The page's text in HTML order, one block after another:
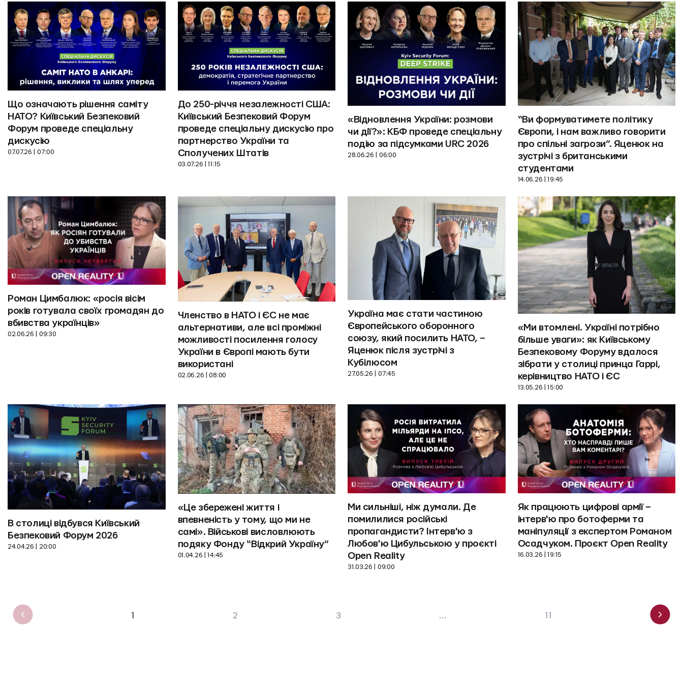
Що означають рішення саміту
НАТО? Київський Безпековий
Форум проведе спеціальну
дискусію
07.07.26 | 07:00
До 250-річчя незалежності США:
Київський Безпековий Форум
проведе спеціальну дискусію про
партнерство України та
Сполучених Штатів
03.07.26 | 11:15
«Відновлення України: розмови
чи дії?»: КБФ проведе спеціальну
подію за підсумками URC 2026
28.06.26 | 06:00
“Ви формуватимете політику
Європи, і нам важливо говорити
про спільні загрози”. Яценюк на
зустрічі з британськими
студентами
14.06.26 | 19:45
Роман Цимбалюк: «росія вісім
років готувала своїх громадян до
вбивства українців»
02.06.26 | 09:30
Членство в НАТО і ЄС не має
альтернативи, але всі проміжні
можливості посилення голосу
України в Європі мають бути
використані
02.06.26 | 08:00
Україна має стати частиною
Європейського оборонного
союзу, який посилить НАТО, –
Яценюк після зустрічі з
Кубілюсом
27.05.26 | 07:45
«Ми втомлені. Україні потрібно
більше уваги»: як Київському
Безпековому Форуму вдалося
зібрати у столиці принца Гаррі,
керівництво НАТО і ЄС
13.05.26 | 15:00
В столиці відбувся Київський
Безпековий Форум 2026
24.04.26 | 20:00
«Це збережені життя і
впевненість у тому, що ми не
самі». Військові висловлюють
01.04.26 | 14:45
Ми сильніші, ніж думали. Де
помилилися російські
пропагандисти? Інтерв'ю з
Любов'ю Цибульською у проєкті
Open Reality
31.03.26 | 09:00
Як працюють цифрові армії –
інтерв'ю про ботоферми та
маніпуляції з експертом Романом
Осадчуком. Проєкт Open Reality
16.03.26 | 19:15
1 2 3 ... 11